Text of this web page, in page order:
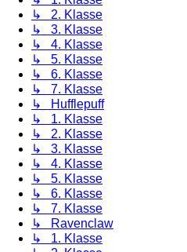
↳ 2. Klasse
↳ 3. Klasse
↳ 4. Klasse
↳ 5. Klasse
↳ 6. Klasse
↳ 7. Klasse
↳ Hufflepuff
↳ 1. Klasse
↳ 2. Klasse
↳ 3. Klasse
↳ 4. Klasse
↳ 5. Klasse
↳ 6. Klasse
↳ 7. Klasse
↳ Ravenclaw
↳ 1. Klasse